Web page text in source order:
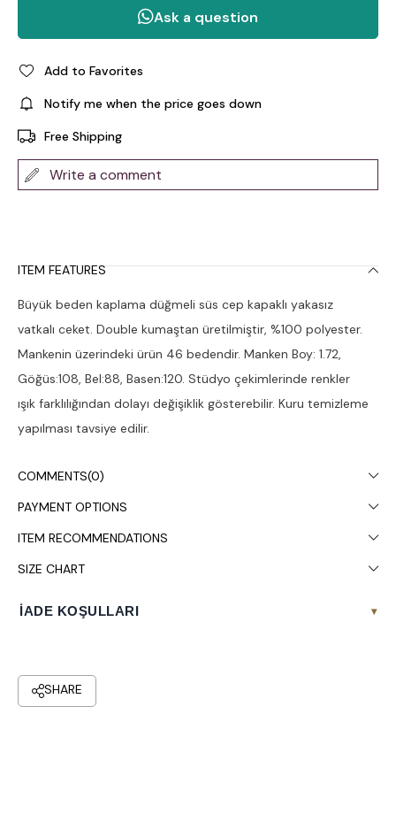
Add to Favorites
Notify me when the price goes down
Free Shipping
Write a comment
ITEM FEATURES
Büyük beden kaplama düğmeli süs cep kapaklı yakasız
vatkalı ceket. Double kumaştan üretilmiştir, %100 polyester.
Mankenin üzerindeki ürün 46 bedendir. Manken Boy: 1.72,
Göğüs:108, Bel:88, Basen:120. Stüdyo çekimlerinde renkler
ışık farklılığından dolayı değişiklik gösterebilir. Kuru temizleme
yapılması tavsiye edilir.
COMMENTS(0)
PAYMENT OPTIONS
ITEM RECOMMENDATIONS
SIZE CHART
İADE KOŞULLARI ▾